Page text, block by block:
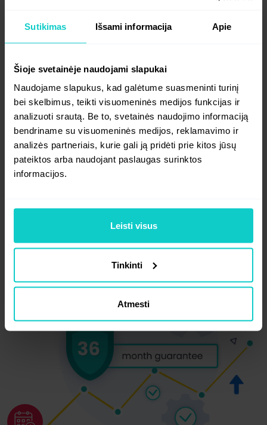
Sutikimas Išsami informacija Apie
Šioje svetainėje naudojami slapukai
Naudojame slapukus, kad galėtume suasmeninti turinį
bei skelbimus, teikti visuomeninės medijos funkcijas ir
analizuoti srautą. Be to, svetainės naudojimo informaciją
bendriname su visuomeninės medijos, reklamavimo ir
analizės partneriais, kurie gali ją pridėti prie kitos jūsų
pateiktos arba naudojant paslaugas surinktos
informacijos.
Leisti visus
Tinkinti
Atmesti
Raskite geriausią mediją lengvai
su 50 integruotų filtrų
WhitePress® paieškos sistema su daugiau nei 50 filtrų
tokius kaip publikavimo tikslai, biudžeto rėžiai,
papildomų straipsnių užsakymų poreikis ir kt.